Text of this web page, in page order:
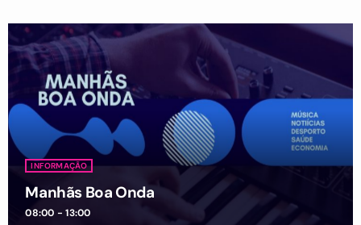
INFORMAÇÃO
Manhãs Boa Onda
08:00 - 13:00